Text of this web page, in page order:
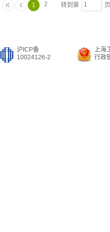
1 2 转到第
沪ICP备
10024126-2
上海
行政